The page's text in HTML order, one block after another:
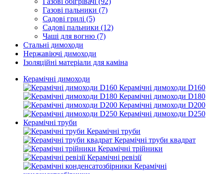
Газові пальники (7)
Садові грилі (5)
Садові пальники (12)
Чаші для вогню (7)
Стальні димоходи
Нержавіючі димоходи
Ізоляційні матеріали для каміна
Керамічні димоходи
Керамічні димоходи D160
Керамічні димоходи D180
Керамічні димоходи D200
Керамічні димоходи D250
Керамічні труби
Керамічні труби
Керамічні труби квадрат
Керамічні трійники
Керамічні ревізії
Керамічні